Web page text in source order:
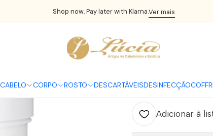
CABELO CORPO ROSTO DESCARTÁVEISDESINFECÇÃO
Shop now. Pay later with Klarna.Ver mais
CORPO Tratamentos de corpo Crio Gel 500ml
|
Crio Gel
Quantidade
Adicionar à